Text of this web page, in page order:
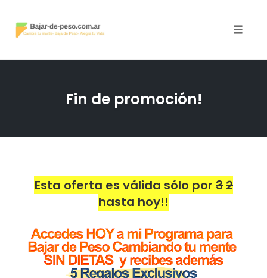
Fin de promoción!
Esta oferta es válida sólo por 32
hasta hoy!!